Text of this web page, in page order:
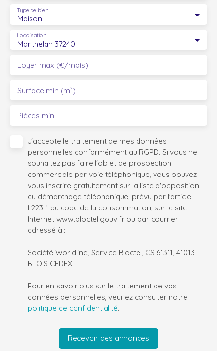
Maison
Type de bien
Manthelan 37240
Localisation
Loyer max (€/mois)
Surface min (m²)
Pièces min
J'accepte le traitement de mes données
personnelles conformément au RGPD. Si vous ne
souhaitez pas faire l'objet de prospection
commerciale par voie téléphonique, vous pouvez
vous inscrire gratuitement sur la liste d'opposition
au démarchage téléphonique, prévu par l'article
L223-1 du code de la consommation, sur le site
Internet www.bloctel.gouv.fr ou par courrier
adressé à :
Société Worldline, Service Bloctel, CS 61311, 41013
BLOIS CEDEX.
Pour en savoir plus sur le traitement de vos
données personnelles, veuillez consulter notre
politique de confidentialité.
Recevoir des annonces